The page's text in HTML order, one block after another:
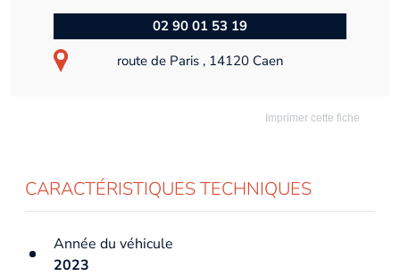
02 90 01 53 19
route de Paris , 14120 Caen
Imprimer cette fiche
CARACTÉRISTIQUES TECHNIQUES
Année du véhicule
2023